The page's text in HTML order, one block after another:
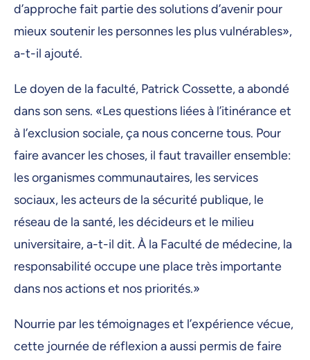
d’approche fait partie des solutions d’avenir pour
mieux soutenir les personnes les plus vulnérables»,
a-t-il ajouté.
Le doyen de la faculté, Patrick Cossette, a abondé
dans son sens. «Les questions liées à l’itinérance et
à l’exclusion sociale, ça nous concerne tous. Pour
faire avancer les choses, il faut travailler ensemble:
les organismes communautaires, les services
sociaux, les acteurs de la sécurité publique, le
réseau de la santé, les décideurs et le milieu
universitaire, a-t-il dit. À la Faculté de médecine, la
responsabilité occupe une place très importante
dans nos actions et nos priorités.»
Nourrie par les témoignages et l’expérience vécue,
cette journée de réflexion a aussi permis de faire